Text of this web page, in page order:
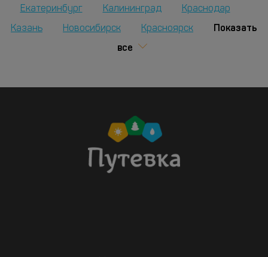
Екатеринбург
Калининград Краснодар
Казань Новосибирск Красноярск
Показать
все